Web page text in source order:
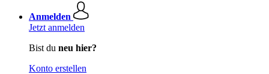
Anmelden
Jetzt anmelden
Bist du neu hier?
Konto erstellen